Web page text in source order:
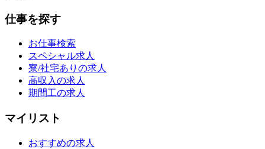
仕事を探す
お仕事検索
スペシャル求人
寮/社宅ありの求人
高収入の求人
期間工の求人
マイリスト
おすすめの求人